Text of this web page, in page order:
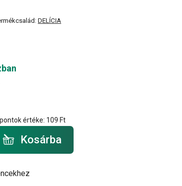
DELÍCIA
értéke: 109 Ft
Kosárba